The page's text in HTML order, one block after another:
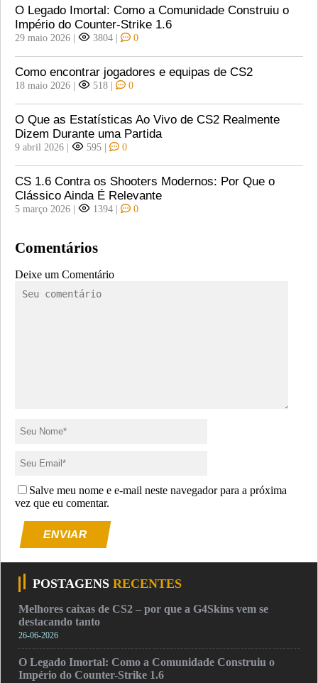
O Legado Imortal: Como a Comunidade Construiu o
Império do Counter-Strike 1.6
29 maio 2026 | 3804 | 0
Como encontrar jogadores e equipas de CS2
18 maio 2026 | 518 | 0
O Que as Estatísticas Ao Vivo de CS2 Realmente
Dizem Durante uma Partida
9 abril 2026 | 595 | 0
CS 1.6 Contra os Shooters Modernos: Por Que o
Clássico Ainda É Relevante
5 março 2026 | 1394 | 0
Comentários
Deixe um Comentário
Salve meu nome e e-mail neste navegador para a próxima
vez que eu comentar.
ENVIAR
POSTAGENS RECENTES
Melhores caixas de CS2 – por que a G4Skins vem se
destacando tanto
26-06-2026
O Legado Imortal: Como a Comunidade Construiu o
Império do Counter-Strike 1.6